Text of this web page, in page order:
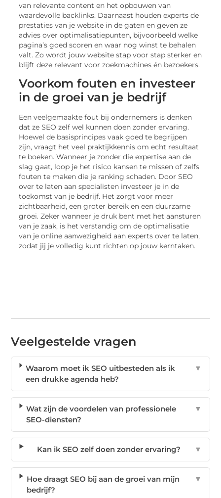
van relevante content en het opbouwen van
waardevolle backlinks. Daarnaast houden experts de
prestaties van je website in de gaten en geven ze
advies over optimalisatiepunten, bijvoorbeeld welke
pagina’s goed scoren en waar nog winst te behalen
valt. Zo wordt jouw website stap voor stap sterker en
blijft deze relevant voor zoekmachines én bezoekers.
Voorkom fouten en investeer
in de groei van je bedrijf
Een veelgemaakte fout bij ondernemers is denken
dat ze SEO zelf wel kunnen doen zonder ervaring.
Hoewel de basisprincipes vaak goed te begrijpen
zijn, vraagt het veel praktijkkennis om echt resultaat
te boeken. Wanneer je zonder die expertise aan de
slag gaat, loop je het risico kansen te missen of zelfs
fouten te maken die je ranking schaden. Door SEO
over te laten aan specialisten investeer je in de
toekomst van je bedrijf. Het zorgt voor meer
zichtbaarheid, een groter bereik en een duurzame
groei. Zeker wanneer je druk bent met het aansturen
van je zaak, is het verstandig om de optimalisatie
van je online aanwezigheid aan experts over te laten,
zodat jij je volledig kunt richten op jouw kerntaken.
Veelgestelde vragen
Waarom moet ik SEO uitbesteden als ik
een drukke agenda heb?
▼
Wat zijn de voordelen van professionele
SEO-diensten?
▼
Kan ik SEO zelf doen zonder ervaring? ▼
Hoe draagt SEO bij aan de groei van mijn
bedrijf?
▼